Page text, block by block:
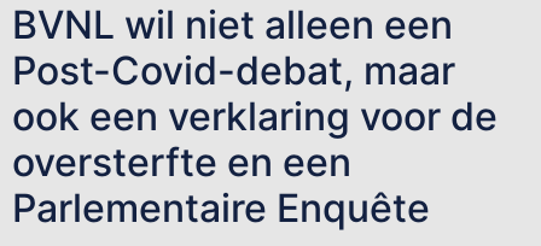
BVNL wil niet alleen een
Post-Covid-debat, maar
ook een verklaring voor de
oversterfte en een
Parlementaire Enquête